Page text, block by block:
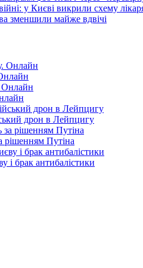
у Києві викрили схему
зменшили майже вдвічі
дрон в Лейпцигу
рішенням Путіна
і брак антибалістики